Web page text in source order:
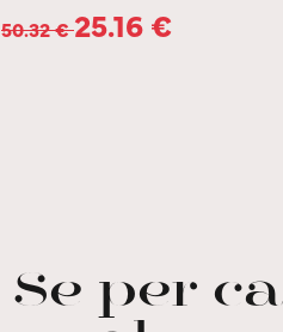
50.32€ 25.16 €
Se per